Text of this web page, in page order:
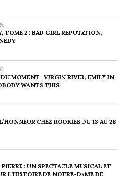
TOME 2 : BAD GIRL REPUTATION,
DU MOMENT : VIRGIN RIVER, EMILY IN
WANTS THIS
CHEZ ROOKIES DU 13 AU 28
PIERRE : UN SPECTACLE MUSICAL ET
L’HISTOIRE DE NOTRE-DAME DE